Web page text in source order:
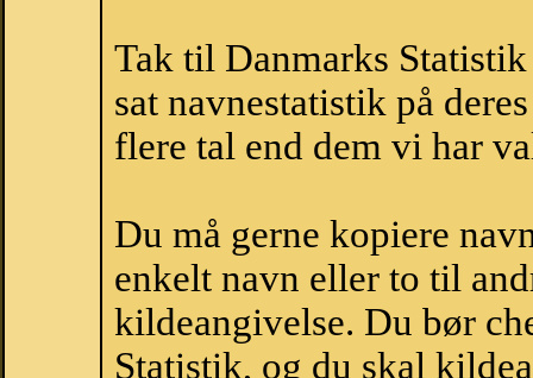
Tak til Danmarks
sat navnestatistik på
flere tal end dem vi har
Du må gerne kopiere
enkelt navn eller to til
kildeangivelse. Du bør
Statistik, og du skal